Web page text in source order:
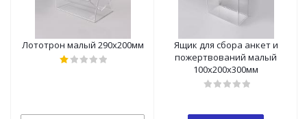
Лототрон малый 290х200мм
Ящик для сбора анкет и
пожертвований малый
100х200х300мм